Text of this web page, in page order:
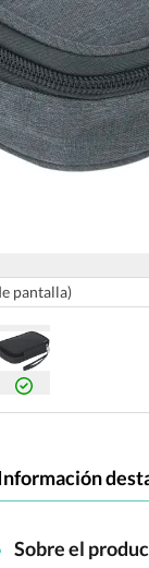
pantalla)
Sobre el